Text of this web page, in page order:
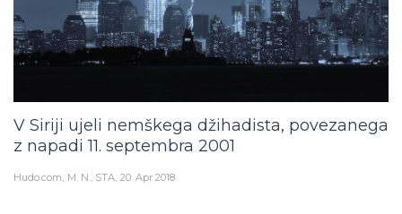
V Siriji ujeli nemškega džihadista, povezanega
z napadi 11. septembra 2001
Hudo.com M. N., STA 20. Apr 2018